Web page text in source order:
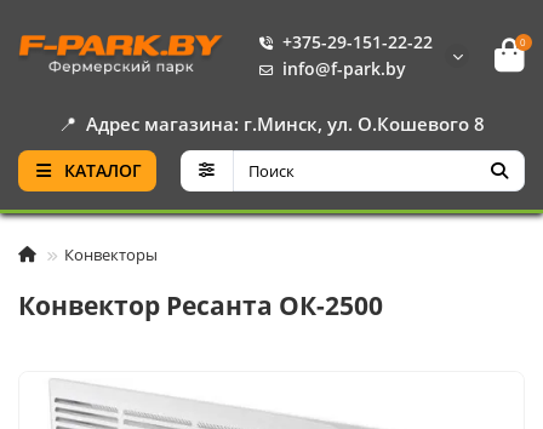
+375-29-151-22-22
info@f-park.by
0
📍 Адрес магазина: г.Минск, ул. О.Кошевого 8
КАТАЛОГ
Конвекторы
Конвектор Ресанта ОК-2500